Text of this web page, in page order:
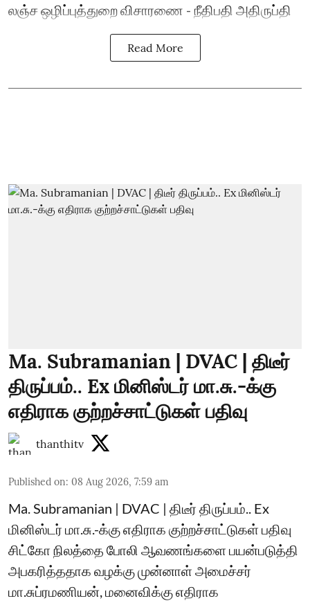
லஞ்ச ஒழிப்புத்துறை விசாரணை - நீதிபதி அதிருப்தி
Read More
Ma. Subramanian | DVAC | திடீர்
திருப்பம்.. Ex மினிஸ்டர் மா.சு.-க்கு
எதிராக குற்றச்சாட்டுகள் பதிவு
thanthitv
Published on: 08 Aug 2026, 7:59 am
Ma. Subramanian | DVAC | திடீர் திருப்பம்.. Ex
மினிஸ்டர் மா.சு.-க்கு எதிராக குற்றச்சாட்டுகள் பதிவு
சிட்கோ நிலத்தை போலி ஆவணங்களை பயன்படுத்தி
அபகரித்ததாக வழக்கு முன்னாள் அமைச்சர்
மா.சுப்ரமணியன், மனைவிக்கு எதிராக